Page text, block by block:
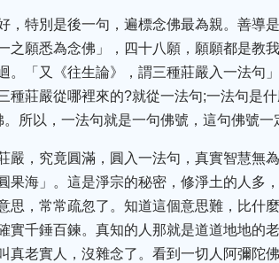
，特別是後一句，遍標念佛最為親。善導
之願悉為念佛」，四十八願，願願都是教
。「又《往生論》，謂三種莊嚴入一法句
種莊嚴從哪裡來的?就從一法句;一法句是
所以，一法句就是一句佛號，這句佛號一
嚴，究竟圓滿，圓入一法句，真實智慧無
果海」。這是淨宗的秘密，修淨土的人多
思，常常疏忽了。知道這個意思難，比什
實千錘百鍊。真知的人那就是道道地地的
真老實人，沒雜念了。看到一切人阿彌陀